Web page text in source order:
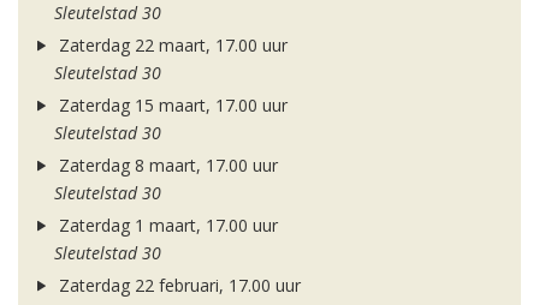
Sleutelstad 30
Zaterdag 22 maart, 17.00 uur
Sleutelstad 30
Zaterdag 15 maart, 17.00 uur
Sleutelstad 30
Zaterdag 8 maart, 17.00 uur
Sleutelstad 30
Zaterdag 1 maart, 17.00 uur
Sleutelstad 30
Zaterdag 22 februari, 17.00 uur